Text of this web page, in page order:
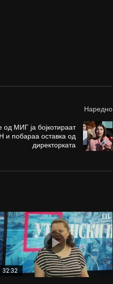
Наредно
МИГ ја бојкотираат
и побараа оставка од
директорката
32:32